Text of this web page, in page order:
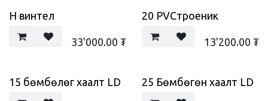
H винтел
33'000.00 ₮
20 PVCтроеник
13'200.00 ₮
15 бөмбөлөг хаалт LD 25 Бөмбөгөн хаалт LD